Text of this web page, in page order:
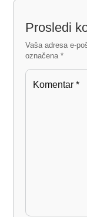
Prosledi
Vaša adresa e-
označena*